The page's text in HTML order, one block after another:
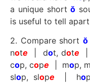
a unique shortŏ
is useful to tell
2. Compare short ŏ
note | dot, dote |
cop, cope | mop,
slop, slope | ho